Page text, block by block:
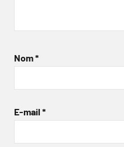
Nom*
E-mail *